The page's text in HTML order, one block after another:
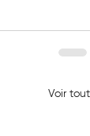
Voir tout